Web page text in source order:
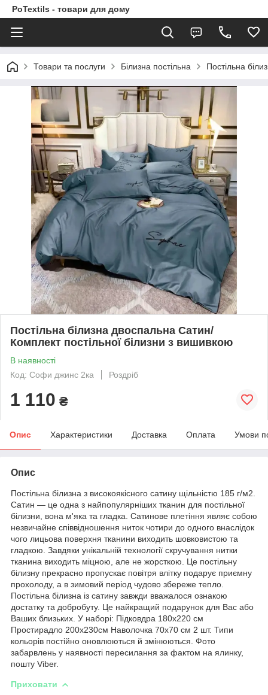
PoTextils - товари для дому
Товари та послуги Білизна постільна Постільна
Постільна білизна двоспальна Сатин/
Комплект постільної білизни з вишивкою
В наявності
Код: Софи джинс 2ка
Роздріб
1 110 ₴
Опис Характеристики Доставка Оплата Умови
Опис
Постільна білизна з високоякісного сатину щільністю 185 г/м2.
Сатин — це одна з найпопулярніших тканин для постільної
білизни, вона м'яка та гладка. Сатинове плетіння являє собою
незвичайне співвідношення ниток чотири до одного внаслідок
чого лицьова поверхня тканини виходить шовковистою та
гладкою. Завдяки унікальній технології скручування нитки
тканина виходить міцною, але не жорсткою. Це постільну
білизну прекрасно пропускає повітря влітку подарує приємну
прохолоду, а в зимовий період чудово збереже тепло.
Постільна білизна із сатину завжди вважалося ознакою
достатку та добробуту. Це найкращий подарунок для Вас або
Ваших близьких. У наборі: Підковдра 180х220 см
Простирадло 200х230см Наволочка 70х70 см 2 шт. Типи
кольорів постійно оновлюються й змінюються. Фото
забарвлень у наявності пересилання за фактом на ялинку,
пошту Viber.
Приховати